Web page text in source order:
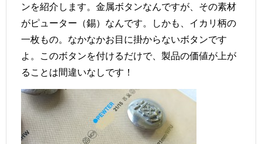
ンを紹介します。金属ボタンなんですが、その素材
がピューター（錫）なんです。しかも、イカリ柄の
一枚もの。なかなかお目に掛からないボタンです
よ。このボタンを付けるだけで、製品の価値が上が
ることは間違いなしです！